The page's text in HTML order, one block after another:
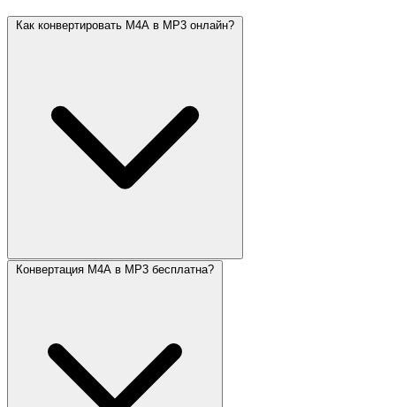
Как конвертировать M4A в MP3 онлайн?
Конвертация M4A в MP3 бесплатна?